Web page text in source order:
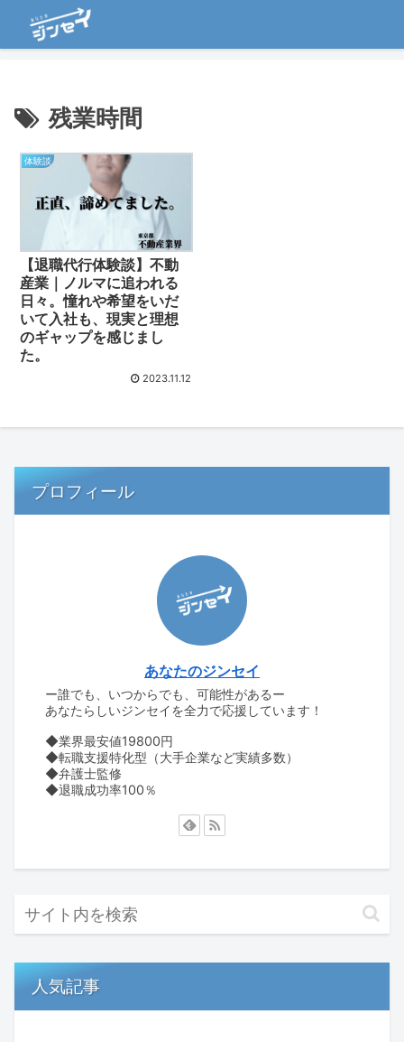
残業時間
体験談
【退職代行体験談】不動
産業｜ノルマに追われる
日々。憧れや希望をいだ
いて入社も、現実と理想
のギャップを感じまし
た。
2023.11.12
プロフィール
あなたのジンセイ
ー誰でも、いつからでも、可能性があるー
あなたらしいジンセイを全力で応援しています！
◆業界最安値19800円
◆転職支援特化型（大手企業など実績多数）
◆弁護士監修
◆退職成功率100％
人気記事